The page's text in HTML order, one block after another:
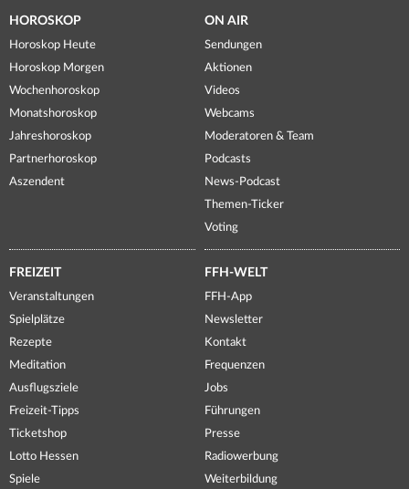
HOROSKOP
Horoskop Heute
Horoskop Morgen
Wochenhoroskop
Monatshoroskop
Jahreshoroskop
Partnerhoroskop
Aszendent
ON AIR
Sendungen
Aktionen
Videos
Webcams
Moderatoren & Team
Podcasts
News-Podcast
Themen-Ticker
Voting
FREIZEIT
Veranstaltungen
Spielplätze
Rezepte
Meditation
Ausflugsziele
Freizeit-Tipps
Ticketshop
Lotto Hessen
Spiele
FFH-WELT
FFH-App
Newsletter
Kontakt
Frequenzen
Jobs
Führungen
Presse
Radiowerbung
Weiterbildung